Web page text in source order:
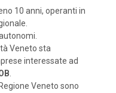
10 anni, operanti in
Veneto sta
interessate ad
.
Veneto sono